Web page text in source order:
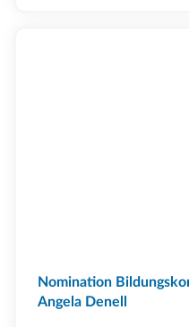
Nomination
Angela Denell